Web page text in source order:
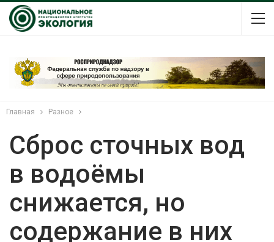
Главная Разное
Сброс сточных вод
в водоёмы
снижается, но
содержание в них